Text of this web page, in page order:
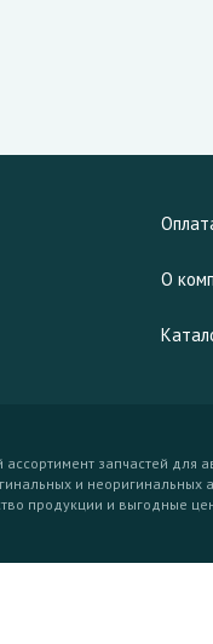
О
запчастей для
и неоригинальных
продукции и выгодные